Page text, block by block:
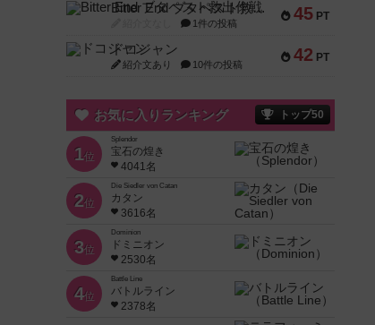
45 PT
Bitter End ブタペスト救出作戦
1件の投稿
42 PT
ドコジャン
紹介文あり 10件の投稿
お気に入りランキング トップ50
1位
Splendor
宝石の煌き
4041名
2位
Die Siedler von Catan
カタン
3616名
3位
Dominion
ドミニオン
2530名
4位
Battle Line
バトルライン
2378名